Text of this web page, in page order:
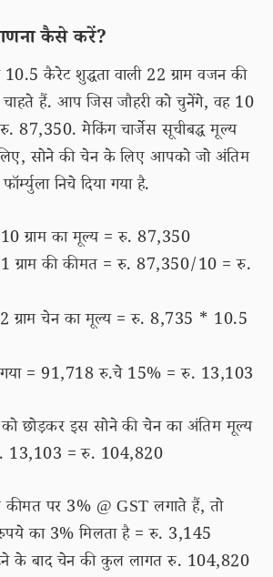
कैसे करें?
कैरेट शुद्धता वाली 22 ग्राम वजन की
चाहते हैं. आप जिस जौहरी को चुनेंगे, वह 10
87,350. मेकिंग चार्जेस सूचीबद्ध मूल्य
सोने की चेन के लिए आपको जो अंतिम
निचे दिया गया है.
ग्राम का मूल्य = रु. 87,350
ग्राम की कीमत = रु. 87,350/10 = रु.
ग्राम चेन का मूल्य = रु. 8,735 * 10.5
गया = 91,718 रु.चे 15% = रु. 13,103
छोड़कर इस सोने की चेन का अंतिम मूल्य
13,103 = रु. 104,820
पर 3% @ GST लगाते हैं, तो
का 3% मिलता है = रु. 3,145
के बाद चेन की कुल लागत रु. 104,820